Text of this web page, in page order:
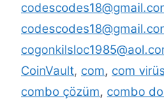
CoinVault, com, com
combo çözüm, combo